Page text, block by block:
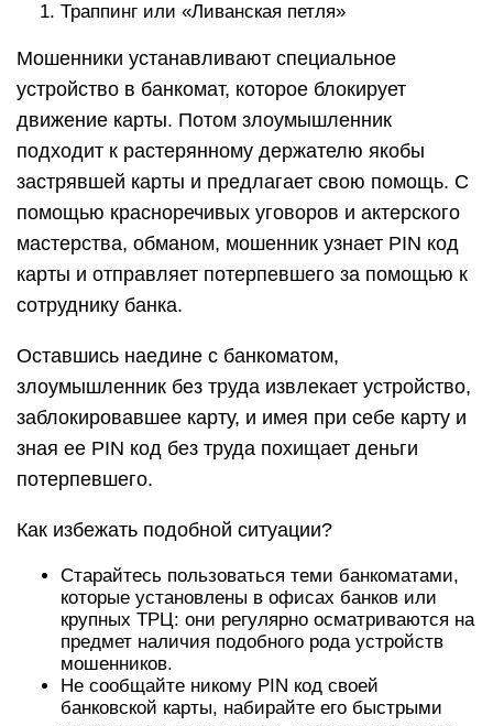
Траппинг или «Ливанская петля»
Мошенники устанавливают специальное
устройство в банкомат, которое блокирует
движение карты. Потом злоумышленник
подходит к растерянному держателю якобы
застрявшей карты и предлагает свою помощь. С
помощью красноречивых уговоров и актерского
мастерства, обманом, мошенник узнает PIN код
карты и отправляет потерпевшего за помощью к
сотруднику банка.
Оставшись наедине с банкоматом,
злоумышленник без труда извлекает устройство,
заблокировавшее карту, и имея при себе карту и
зная ее PIN код без труда похищает деньги
потерпевшего.
Как избежать подобной ситуации?
Старайтесь пользоваться теми банкоматами,
которые установлены в офисах банков или
крупных ТРЦ: они регулярно осматриваются на
предмет наличия подобного рода устройств
мошенников.
Не сообщайте никому PIN код своей
банковской карты, набирайте его быстрыми